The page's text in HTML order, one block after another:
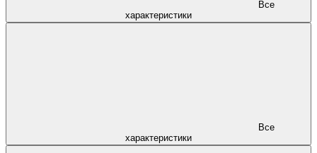
характеристики
характеристики